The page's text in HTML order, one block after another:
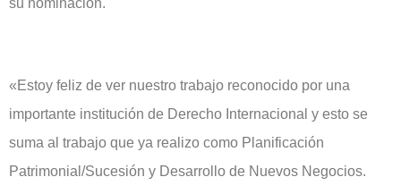
«Estoy feliz de ver nuestro trabajo reconocido por una
importante institución de Derecho Internacional y esto se
suma al trabajo que ya realizo como Planificación
Patrimonial/Sucesión y Desarrollo de Nuevos Negocios.